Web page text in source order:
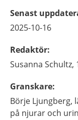
Senast
2025-10-16
Redaktör:
Susanna Schultz,
Granskare:
Börje Ljungberg,
på njurar och